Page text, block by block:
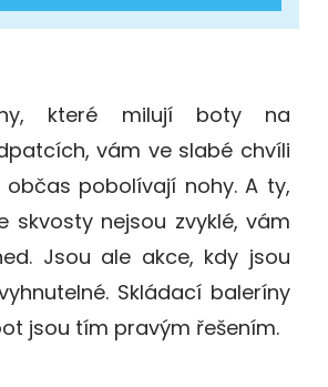
které milují boty na
vám ve slabé chvíli
občas pobolívají nohy. A ty,
skvosty nejsou zvyklé, vám
Jsou ale akce, kdy jsou
Skládací baleríny
jsou tím pravým řešením.